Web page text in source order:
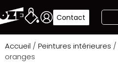
Contact
Accueil / Peintures intérieures /
oranges